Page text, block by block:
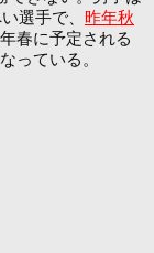
選手で、 昨年秋
春に予定される
っている。